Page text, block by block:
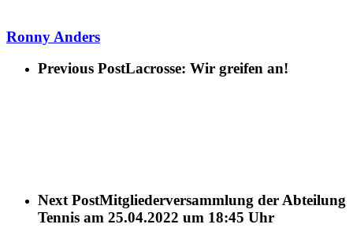
Ronny Anders
Previous PostLacrosse: Wir greifen an!
Next PostMitgliederversammlung der Abteilung
Tennis am 25.04.2022 um 18:45 Uhr